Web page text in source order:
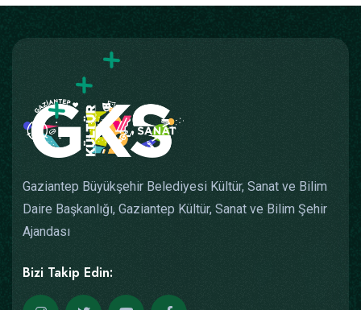
Gaziantep Büyükşehir Belediyesi Kültür, Sanat ve Bilim
Daire Başkanlığı, Gaziantep Kültür, Sanat ve Bilim Şehir
Ajandası
Bizi Takip Edin: